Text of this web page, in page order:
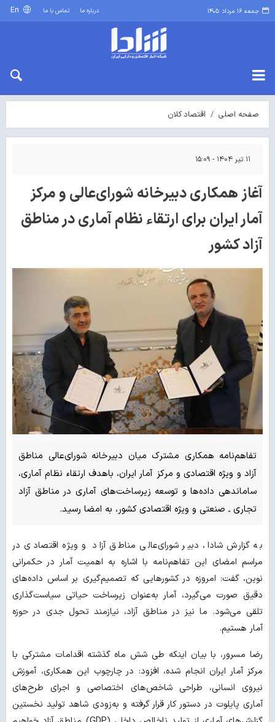
جمعه ۱۶ مرداد ۱۴۰۵ درباره ما تماس با ما
صفحه اصلی اقتصاد کلان
۱۱ تیر ۱۴۰۴ - ۱۵:۰۹
آغاز همکاری دبیرخانه شورای‌عالی و مرکز
آمار ایران برای ارتقاء نظام آماری در مناطق
آزاد کشور
تفاهم‌نامه همکاری مشترک میان دبیرخانه شورای‌عالی مناطق
آزاد و ویژه اقتصادی و مرکز آمار ایران، باهدف ارتقاء نظام آماری،
ساماندهی داده‌ها و توسعه زیرساخت‌های آماری در مناطق آزاد
تجاری ـ صنعتی و ویژه اقتصادی کشور، به امضا رسید.
به گزارش شادا، دبیر شورای‌عالی مناطق آزاد و ویژه اقتصادی در
مراسم امضای این تفاهم‌نامه با اشاره به اهمیت آمار در حکمرانی
نوین، گفت: امروزه در کشورهایی که تصمیم‌گیری بر اساس داده‌های
دقیق صورت می‌گیرد، آمار به‌عنوان زیرساخت حیاتی سیاست‌گذاری
تلقی می‌شود. ما نیز در مناطق آزاد، نیازمند تحول جدی در حوزه
آمار هستیم.
رضا مسرور، با بیان اینکه طی شش ماه گذشته اقدامات مشترکی با
مرکز آمار ایران انجام شده، افزود: در چارچوب این همکاری، آموزش
نیروی انسانی، طراحی شاخص‌های اختصاصی و اجرای طرح‌های
آماری پایلوت در دستور کار قرار گرفته و به‌زودی شاهد تولید نخستین